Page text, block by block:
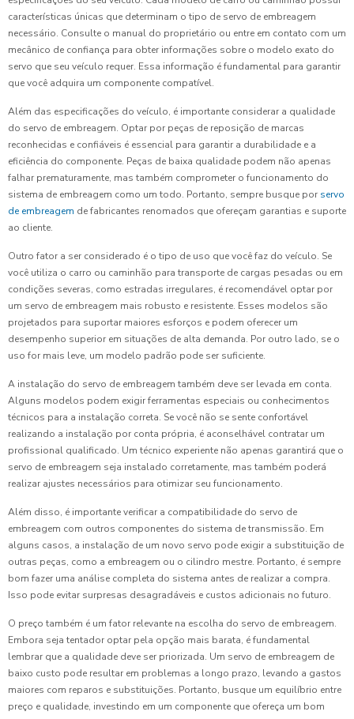
características únicas que determinam o tipo de servo de embreagem
necessário. Consulte o manual do proprietário ou entre em contato com um
mecânico de confiança para obter informações sobre o modelo exato do
servo que seu veículo requer. Essa informação é fundamental para garantir
que você adquira um componente compatível.
Além das especificações do veículo, é importante considerar a qualidade
do servo de embreagem. Optar por peças de reposição de marcas
reconhecidas e confiáveis é essencial para garantir a durabilidade e a
eficiência do componente. Peças de baixa qualidade podem não apenas
falhar prematuramente, mas também comprometer o funcionamento do
sistema de embreagem como um todo. Portanto, sempre busque por servo
de embreagem de fabricantes renomados que ofereçam garantias e suporte
ao cliente.
Outro fator a ser considerado é o tipo de uso que você faz do veículo. Se
você utiliza o carro ou caminhão para transporte de cargas pesadas ou em
condições severas, como estradas irregulares, é recomendável optar por
um servo de embreagem mais robusto e resistente. Esses modelos são
projetados para suportar maiores esforços e podem oferecer um
desempenho superior em situações de alta demanda. Por outro lado, se o
uso for mais leve, um modelo padrão pode ser suficiente.
A instalação do servo de embreagem também deve ser levada em conta.
Alguns modelos podem exigir ferramentas especiais ou conhecimentos
técnicos para a instalação correta. Se você não se sente confortável
realizando a instalação por conta própria, é aconselhável contratar um
profissional qualificado. Um técnico experiente não apenas garantirá que o
servo de embreagem seja instalado corretamente, mas também poderá
realizar ajustes necessários para otimizar seu funcionamento.
Além disso, é importante verificar a compatibilidade do servo de
embreagem com outros componentes do sistema de transmissão. Em
alguns casos, a instalação de um novo servo pode exigir a substituição de
outras peças, como a embreagem ou o cilindro mestre. Portanto, é sempre
bom fazer uma análise completa do sistema antes de realizar a compra.
Isso pode evitar surpresas desagradáveis e custos adicionais no futuro.
O preço também é um fator relevante na escolha do servo de embreagem.
Embora seja tentador optar pela opção mais barata, é fundamental
lembrar que a qualidade deve ser priorizada. Um servo de embreagem de
baixo custo pode resultar em problemas a longo prazo, levando a gastos
maiores com reparos e substituições. Portanto, busque um equilíbrio entre
preço e qualidade, investindo em um componente que ofereça um bom